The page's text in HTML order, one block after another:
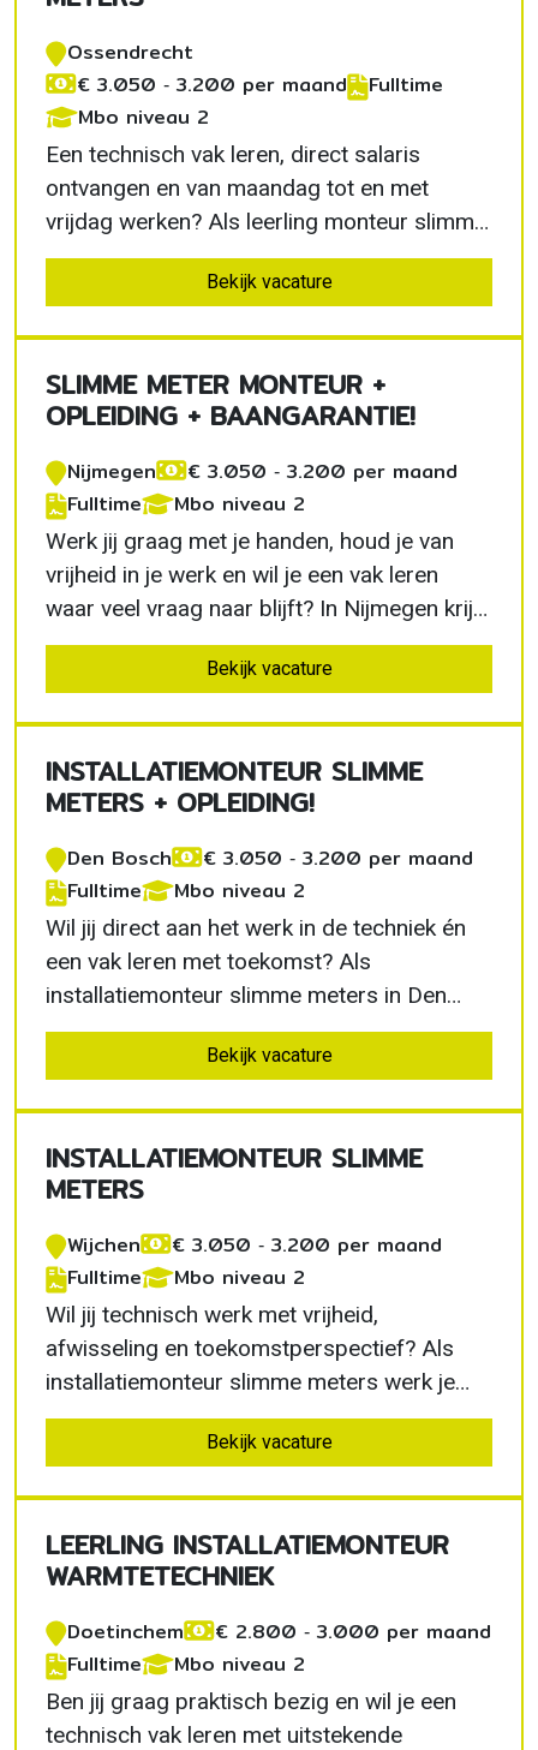
Ossendrecht
€ 3.050 ‐ 3.200 per maand
Fulltime
Mbo niveau 2
Een technisch vak leren, direct salaris
ontvangen en van maandag tot en met
vrijdag werken? Als leerling monteur slimme
meters in Ossendrecht volg je een volledig
betaald opleidingstraject en verdien je €
werkbus.
Bekijk vacature
SLIMME METER MONTEUR +
OPLEIDING + BAANGARANTIE!
Nijmegen
€ 3.050 ‐ 3.200 per maand
Fulltime
Mbo niveau 2
Werk jij graag met je handen, houd je van
vrijheid in je werk en wil je een vak leren
waar veel vraag naar blijft? In Nijmegen krijg
je als slimme meter monteur de kans om
direct praktijkervaring op te doen. Je rijdt
stabiele…
Bekijk vacature
INSTALLATIEMONTEUR SLIMME
METERS + OPLEIDING!
Den Bosch
€ 3.050 ‐ 3.200 per maand
Fulltime
Mbo niveau 2
Wil jij direct aan het werk in de techniek én
een vak leren met toekomst? Als
installatiemonteur slimme meters in Den
Bosch krijg je een betaalde opleiding,
persoonlijke begeleiding en een eigen
en duurzamer energienet…
Bekijk vacature
INSTALLATIEMONTEUR SLIMME
METERS
Wijchen
€ 3.050 ‐ 3.200 per maand
Fulltime
Mbo niveau 2
Wil jij technisch werk met vrijheid,
afwisseling en toekomstperspectief? Als
installatiemonteur slimme meters werk je
zelfstandig in Wijchen, volg je een volledig
betaald opleidingstraject en help je klanten
draagt zichtbaar…
Bekijk vacature
LEERLING INSTALLATIEMONTEUR
WARMTETECHNIEK
Doetinchem
€ 2.800 ‐ 3.000 per maand
Fulltime
Mbo niveau 2
Ben jij graag praktisch bezig en wil je een
technisch vak leren met uitstekende